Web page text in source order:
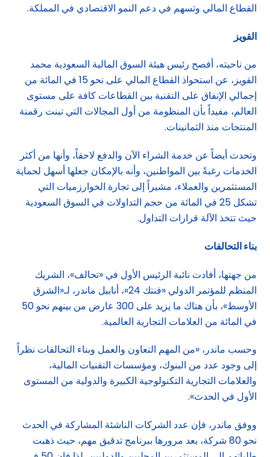
القطاع المالي وتسهم في دعم النمو الاقتصادي في المملكة.
القويز
من ناحيته، أفصح رئيس هيئة السوق المالية السعودية محمد
القويز، عن استحواذ القطاع المالي على نحو 15 في المائة من
إجمالي الإنفاق على التقنية بين القطاعات كافة على مستوى
العالم، مفيداً بأن المنظومة من أول المجالات التي تبنت رقمنة
المنتجات منذ الثمانينات.
وتحدث أيضاً عن خدمة الشراء الآن والدفع لاحقاً، وأنها من أكثر
الخدمات رغبةً بين المواطنين، وأنه بالإمكان جعلها أسهل لحماية
المستثمرين والعملاء، مشيراً إلى تجارة الخوارزميات التي
تشكل 25 في المائة من حجم التداولات في السوق السعودية
حيث تتخذ الآلة قرارات التداول.
بناء التحالفات
من جهتها، أفادت نائبة الرئيس الأول في «تحالف»، الشريك
المنظم للمؤتمر الدولي «فنتك 24»، أنابيل ماندر، لـ«الشرق
الأوسط»، بأن هناك ما يزيد على 300 عارض من بينهم نحو 50
في المائة من العلامات التجارية العالمية.
وحسب ماندر، «من المهم التعاون والعمل وبناء التحالفات نظراً
إلى وجود عدد من البنوك، ومؤسسات التقنيات المالية،
والعلامات التجارية التكنولوجية الكبيرة والدولية من المستوى
الأول في الحدث».
ووفق ماندر، فإن عدد الشركات الناشئة المشاركة في الحدث
نحو 80 شركة، بعد مرورها ببرنامج تدقيق مهم، حيث ذهبت